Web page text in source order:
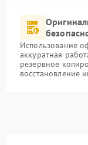
Использование
аккуратная
резервное
восстановление